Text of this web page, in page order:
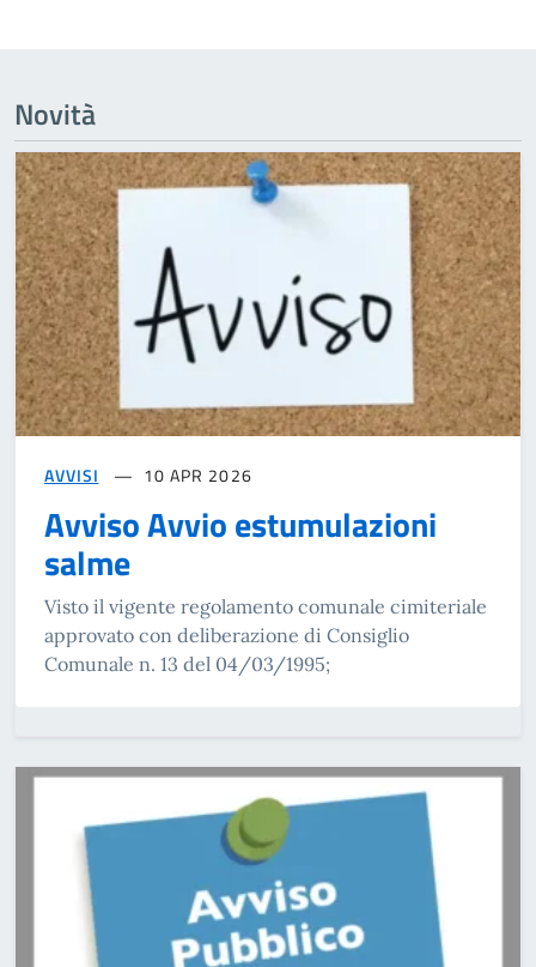
Novità
AVVISI 10 APR 2026
Avviso Avvio estumulazioni
salme
Visto il vigente regolamento comunale cimiteriale
approvato con deliberazione di Consiglio
Comunale n. 13 del 04/03/1995;